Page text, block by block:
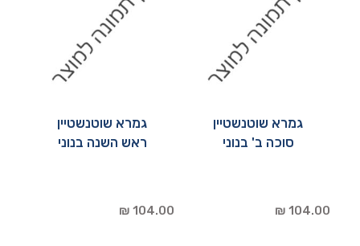
גמרא שוטנשטיין
סוכה ב' בנוני
104.00 ₪
גמרא שוטנשטיין
ראש השנה בנוני
104.00 ₪